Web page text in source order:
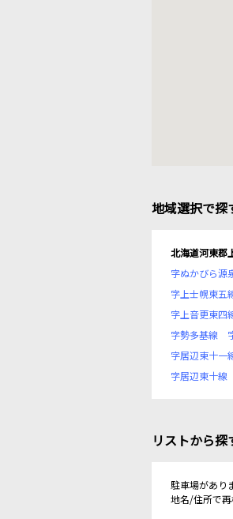
地域選択で探
北海道河東郡
字ぬかびら源
字上士幌東五
字上音更東四
字勢多基線
字居辺東十一
字居辺東十線
リストから探
駐車場があり
地名/住所で再